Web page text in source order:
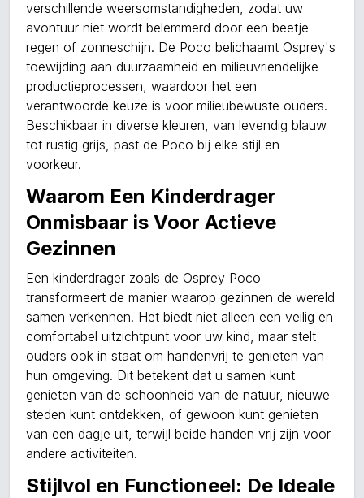
verschillende weersomstandigheden, zodat uw
avontuur niet wordt belemmerd door een beetje
regen of zonneschijn. De Poco belichaamt Osprey's
toewijding aan duurzaamheid en milieuvriendelijke
productieprocessen, waardoor het een
verantwoorde keuze is voor milieubewuste ouders.
Beschikbaar in diverse kleuren, van levendig blauw
tot rustig grijs, past de Poco bij elke stijl en
voorkeur.
Waarom Een Kinderdrager
Onmisbaar is Voor Actieve
Gezinnen
Een kinderdrager zoals de Osprey Poco
transformeert de manier waarop gezinnen de wereld
samen verkennen. Het biedt niet alleen een veilig en
comfortabel uitzichtpunt voor uw kind, maar stelt
ouders ook in staat om handenvrij te genieten van
hun omgeving. Dit betekent dat u samen kunt
genieten van de schoonheid van de natuur, nieuwe
steden kunt ontdekken, of gewoon kunt genieten
van een dagje uit, terwijl beide handen vrij zijn voor
andere activiteiten.
Stijlvol en Functioneel: De Ideale